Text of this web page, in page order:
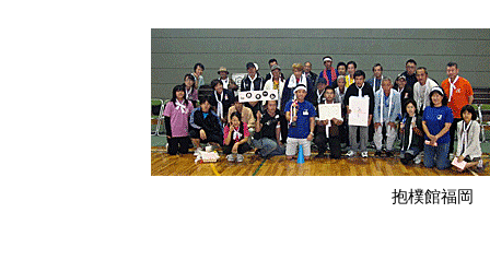
抱樸館福岡 白チ